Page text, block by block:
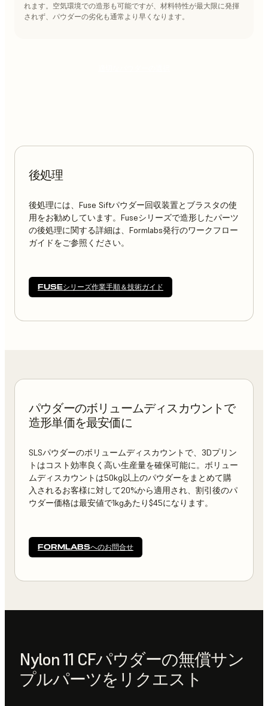
れます。空気環境での造形も可能ですが、材料特性が最大限に発揮
されず、パウダーの劣化も通常より早くなります。
後処理
後処理には、Fuse Siftパウダー回収装置とブラスタの使
用をお勧めしています。Fuseシリーズで造形したパーツ
の後処理に関する詳細は、Formlabs発行のワークフロー
ガイドをご参照ください。
FUSEシリーズ作業手順＆技術ガイド
パウダーのボリュームディスカウントで
造形単価を最安価に
SLSパウダーのボリュームディスカウントで、3Dプリン
トはコスト効率良く高い生産量を確保可能に。ボリュー
ムディスカウントは50kg以上のパウダーをまとめて購
入されるお客様に対して20%から適用され、割引後のパ
ウダー価格は最安値で1kgあたり$45になります。
FORMLABSへのお問合せ
Nylon 11 CFパウダーの無償サン
プルパーツをリクエスト